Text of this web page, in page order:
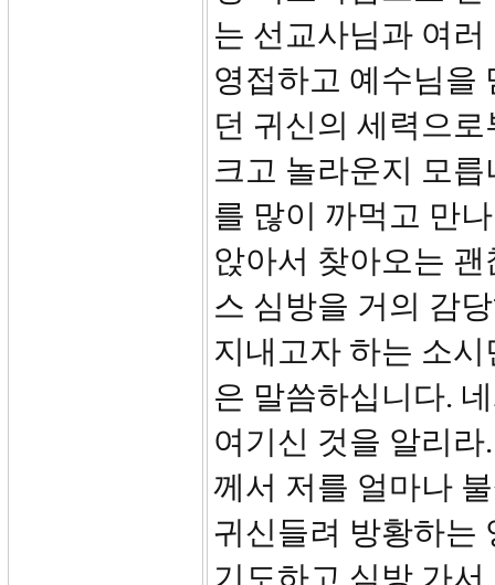
는 선교사님과 여
영접하고 예수님을
던 귀신의 세력으
크고 놀라운지 모
를 많이 까먹고 만
앉아서 찾아오는
스 심방을 거의 감
지내고자 하는 소
은 말씀하십니다.
여기신 것을 알리
께서 저를 얼마나
귀신들려 방황하는
기도하고 심방 가